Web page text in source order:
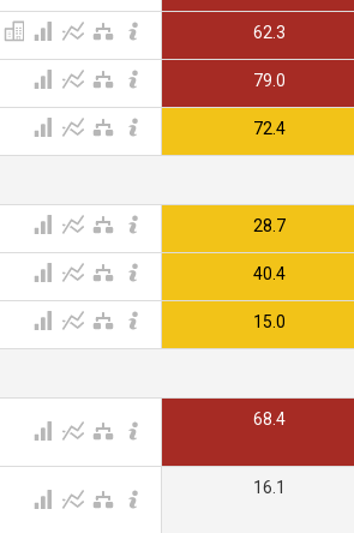
62.3
79.0
72.4
28.7
40.4
15.0
68.4
16.1